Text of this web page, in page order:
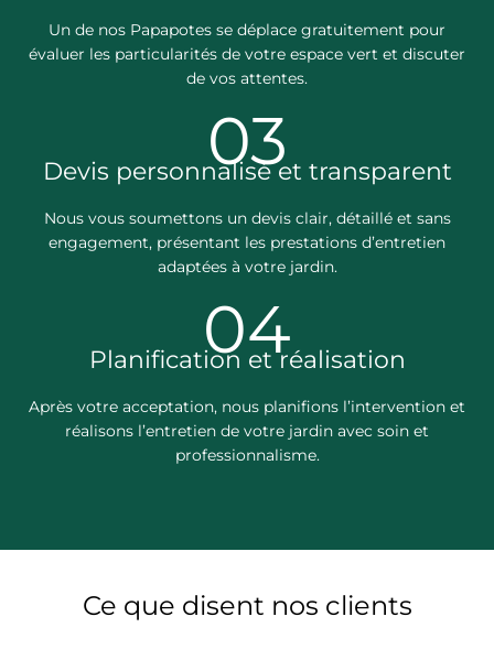
Un de nos Papapotes se déplace gratuitement pour
évaluer les particularités de votre espace vert et discuter
de vos attentes.
03
Devis personnalisé et transparent
Nous vous soumettons un devis clair, détaillé et sans
engagement, présentant les prestations d’entretien
adaptées à votre jardin.
04
Planification et réalisation
Après votre acceptation, nous planifions l’intervention et
réalisons l’entretien de votre jardin avec soin et
professionnalisme.
Ce que disent nos clients